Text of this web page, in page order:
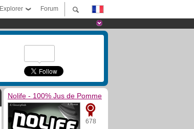
Forum
Explorer
Nolife - 100% Jus de Pomme
678